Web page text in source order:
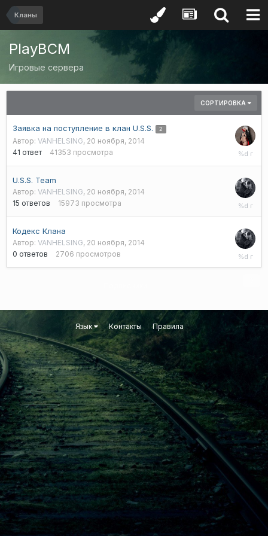
Кланы
PlayBCM
Игровые сервера
СОРТИРОВКА
Заявка на поступление в клан U.S.S. 2
Автор: VANHELSING, 20 ноября, 2014
41 ответ 41353 просмотра
14
января,
2024
U.S.S. Team
Автор: VANHELSING, 20 ноября, 2014
15 ответов 15973 просмотра
20
марта,
2020
Кодекс Клана
Автор: VANHELSING, 20 ноября, 2014
0 ответов 2706 просмотров
20
ноября,
2014
Язык Контакты Правила